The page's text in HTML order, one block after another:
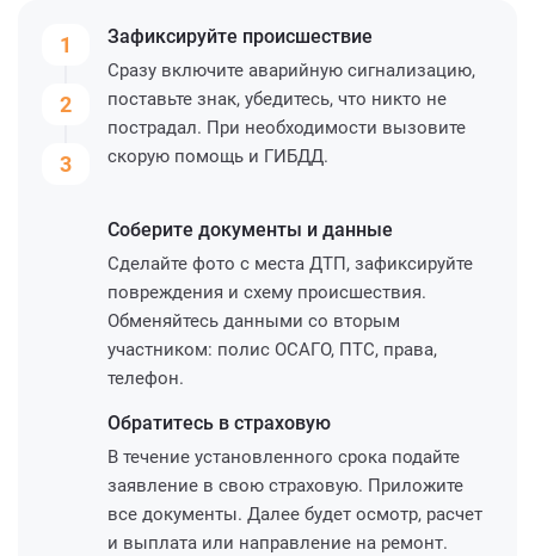
1
2
3
Зафиксируйте происшествие
Сразу включите аварийную сигнализацию,
поставьте знак, убедитесь, что никто не
пострадал. При необходимости вызовите
скорую помощь и ГИБДД.
Соберите документы и данные
Сделайте фото с места ДТП, зафиксируйте
повреждения и схему происшествия.
Обменяйтесь данными со вторым
участником: полис ОСАГО, ПТС, права,
телефон.
Обратитесь в страховую
В течение установленного срока подайте
заявление в свою страховую. Приложите
все документы. Далее будет осмотр, расчет
и выплата или направление на ремонт.